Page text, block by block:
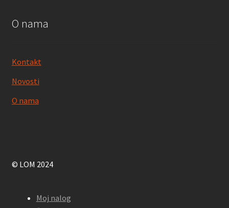
O nama
Kontakt
Novosti
O nama
© LOM 2024
Moj nalog